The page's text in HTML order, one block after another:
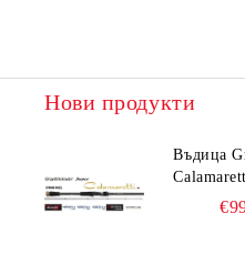
Нови продукти
Въдица